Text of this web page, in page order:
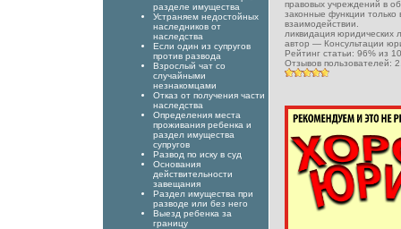
правовых учреждений в
законные функции только
взаимодействии.
ликвидация
автор — Консультации
Рейтинг статьи: 96% из
Отзывов пользователей: 2
разделе имущества
Устраняем недостойных
наследников от
наследства
Если один из супругов
против развода
Взрослый чат со
случайными
незнакомцами
Отказ от получения части
наследства
Определения места
проживания ребенка и
раздел имущества
супругов
Развод по иску в суд
Основания
действительности
завещания
Раздел имущества при
разводе или без него
Выезд ребенка за
границу